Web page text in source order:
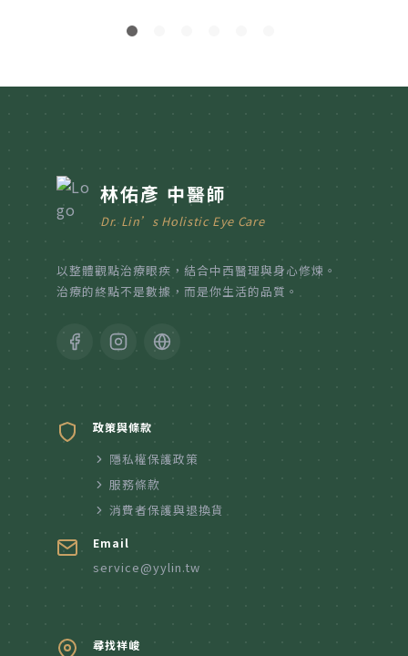
林佑彥 中醫師
Dr. Lin’s Holistic Eye Care
以整體觀點治療眼疾，結合中西醫理與身心修煉。
治療的終點不是數據，而是你生活的品質。
政策與條款
隱私權保護政策
服務條款
消費者保護與退換貨
Email
service@yylin.tw
尋找祥峻